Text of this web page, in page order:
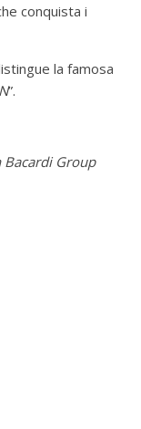
conquista i
la famosa
”.
Group